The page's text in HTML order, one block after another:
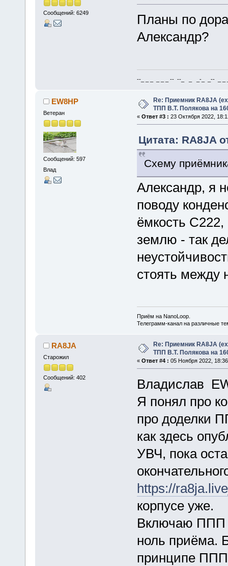
Сообщений: 6249
Планы по
Александр?
--_ _ _ _ _ _ -- --_ _ _-_ _-- _ _
EW8HP
Ветеран
Сообщений: 597
Влад
Re: Приемник RA8JA
ТПП В.Т. Полякова на
« Ответ #3 : 23 Октября 2022,
Цитата: RA8JA
Схему
Александр, я
поводу
ёмкость
землю - так
стоять между
Приём на NanoLoop.
Телеграмм-канал на различные
RA8JA
Старожил
Сообщений: 402
Re: Приемник RA8JA
ТПП В.Т. Полякова на
« Ответ #4 : 05 Ноября 2022,
Владислав
Я понял про
про доделки
как здесь
УВЧ, пока
https://
корпусе уже.
Включаю ППП
ноль приёма.
принципе